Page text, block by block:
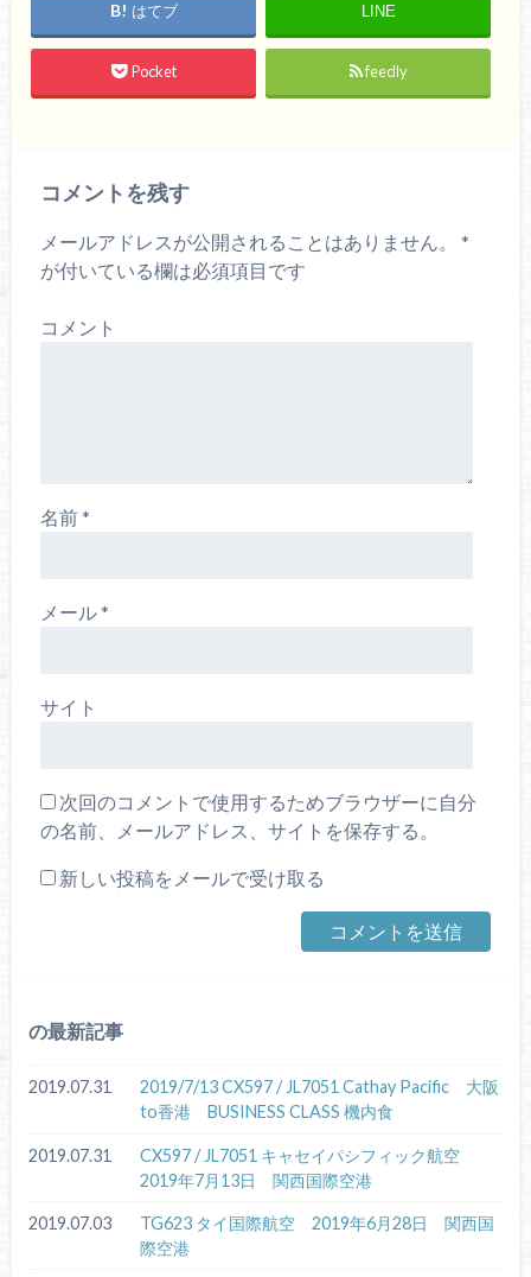
はてブ LINE
Pocket feedly
コメントを残す
メールアドレスが公開されることはありません。
*
が付いている欄は必須項目です
コメント
名前*
メール*
サイト
次回のコメントで使用するためブラウザーに自分
の名前、メールアドレス、サイトを保存する。
新しい投稿をメールで受け取る
の最新記事
2019.07.31
2019/7/13 CX597 / JL7051 Cathay Pacific 大阪
to香港 BUSINESS CLASS 機内食
2019.07.31
CX597 / JL7051 キャセイパシフィック航空
2019年7月13日 関西国際空港
2019.07.03
TG623 タイ国際航空 2019年6月28日 関西国
際空港